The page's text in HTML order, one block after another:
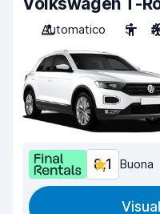
Automatico
5
8,1 Buona